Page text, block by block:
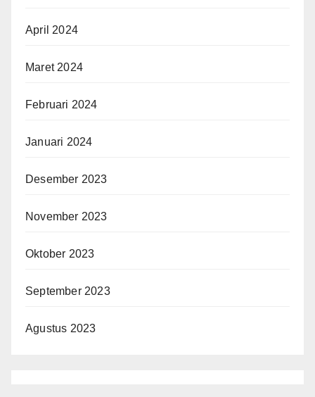
April 2024
Maret 2024
Februari 2024
Januari 2024
Desember 2023
November 2023
Oktober 2023
September 2023
Agustus 2023